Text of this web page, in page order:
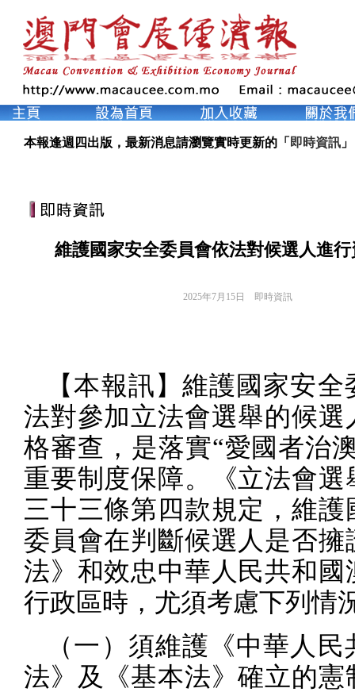
本報逢週四出版，最新消息請瀏覽實時更新的「 即時資訊 」
維護國家安全委員會依法對候選人進
2025年7月15日 即時資訊
【本報訊】維護國家安
法對參加立法會選舉的候選
格審查，是落實“愛國者治
重要制度保障。《立法會選
三十三條第四款規定，維護
委員會在判斷候選人是否擁
法》和效忠中華人民共和國
行政區時，尤須考慮下列情
（一）須維護《中華人
法》及《基本法》確立的憲